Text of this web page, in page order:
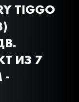
TIGGO
ИЗ 7
-